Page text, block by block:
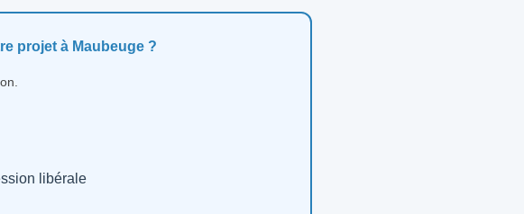
projet à Maubeuge ?
libérale